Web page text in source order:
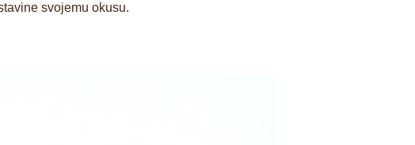
svojemu okusu.